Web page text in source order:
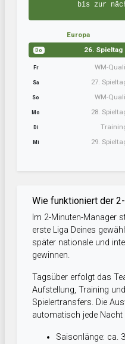
bis zur
Europa
Do 26. Spieltag
Fr WM-
Sa 27.
So WM-
Mo 28.
Di
Mi 29.
Wie funktioniert der
Im 2-Minuten-Manager
erste Liga Deines
später nationale und
gewinnen.
Tagsüber erfolgt das
Aufstellung, Training
Spielertransfers. Die
automatisch jede Nacht
Saisonlänge: ca.